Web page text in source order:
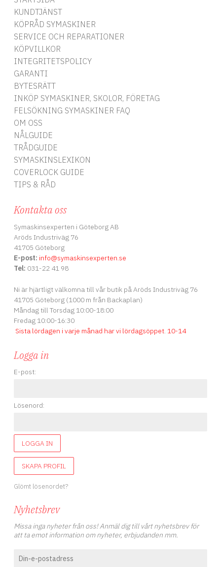
KUNDTJÄNST
KÖPRÅD SYMASKINER
SERVICE OCH REPARATIONER
KÖPVILLKOR
INTEGRITETSPOLICY
GARANTI
BYTESRÄTT
INKÖP SYMASKINER, SKOLOR, FÖRETAG
FELSÖKNING SYMASKINER FAQ
OM OSS
NÅLGUIDE
TRÅDGUIDE
SYMASKINSLEXIKON
COVERLOCK GUIDE
TIPS & RÅD
Kontakta oss
Symaskinsexperten i Göteborg AB
Aröds Industriväg 76
41705 Göteborg
E-post: info@symaskinsexperten.se
Tel: 031-22 41 98
Ni är hjärtligt välkomna till vår butik på Aröds Industriväg 76
41705 Göteborg (1000 m från Backaplan)
Måndag till Torsdag 10:00-18:00
Fredag 10:00-16:30
Sista lördagen i varje månad har vi lördagsöppet. 10-14
Logga in
E-post:
Lösenord:
LOGGA IN
SKAPA PROFIL
Glömt lösenordet?
Nyhetsbrev
Missa inga nyheter från oss! Anmäl dig till vårt nyhetsbrev för
att ta emot information om nyheter, erbjudanden mm.